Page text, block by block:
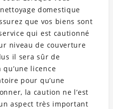
domestique
que vos biens sont
qui est cautionné
niveau de couverture
il sera sûr de
qu’une licence
pour qu’une
la caution ne l’est
aspect très important